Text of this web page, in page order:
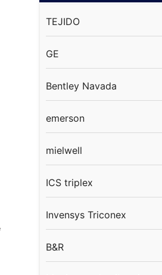
TEJIDO
GE
Bentley Navada
emerson
mielwell
ICS triplex
Invensys Triconex
B&R